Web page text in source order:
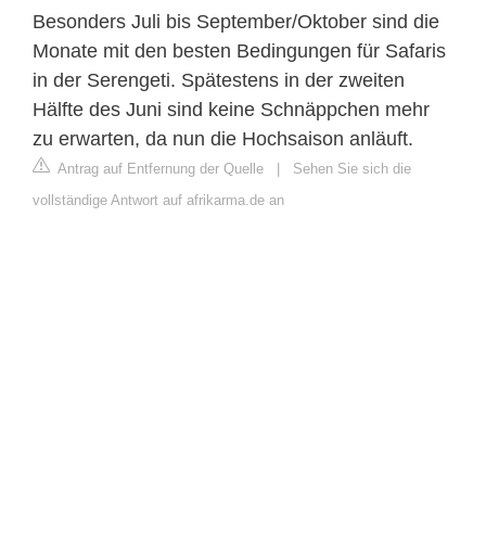
Besonders Juli bis September/Oktober sind die
Monate mit den besten Bedingungen für Safaris
in der Serengeti. Spätestens in der zweiten
Hälfte des Juni sind keine Schnäppchen mehr
zu erwarten, da nun die Hochsaison anläuft.
Antrag auf Entfernung der Quelle
Sehen Sie sich die
vollständige Antwort auf afrikarma.de an